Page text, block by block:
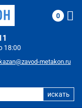
18:00
kazan@zavod-metakon.ru
0